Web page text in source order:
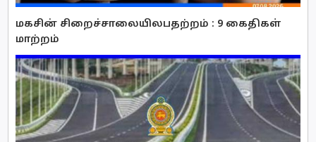
மகசின் சிறைச்சாலையிலபதற்றம் : 9 கைதிகள்
மாற்றம்